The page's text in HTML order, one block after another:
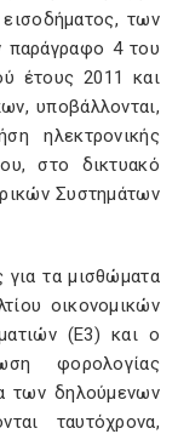
των
4 του
έτους 2011 και
υποβάλλονται,
ηλεκτρονικής
στο δικτυακό
Συστημάτων
για τα μισθώματα
οικονομικών
(Ε3) και ο
φορολογίας
των δηλούμενων
ταυτόχρονα,